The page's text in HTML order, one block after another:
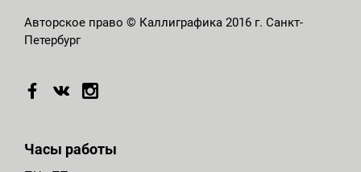
Авторское право © Каллиграфика 2016 г. Санкт-
Петербург
Часы работы